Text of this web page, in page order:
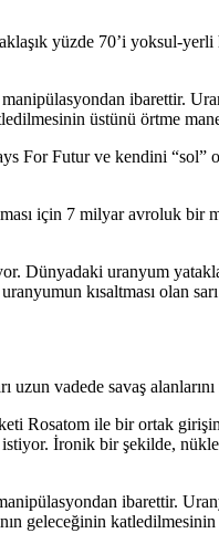
yüzde 70’i yoksul-
manipülasyondan ibarettir.
üstünü örtme
For Futur ve kendini
için 7 milyar avroluk
Dünyadaki uranyum
kısaltması olan
uzun vadede savaş
Rosatom ile bir ortak
İronik bir şekilde,
ibarettir.
geleceğinin katledilmesinin